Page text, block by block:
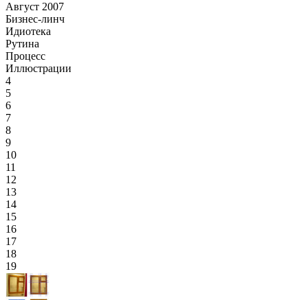
Август 2007
Бизнес-линч
Идиотека
Рутина
Процесс
Иллюстрации
4
5
6
7
8
9
10
11
12
13
14
15
16
17
18
19